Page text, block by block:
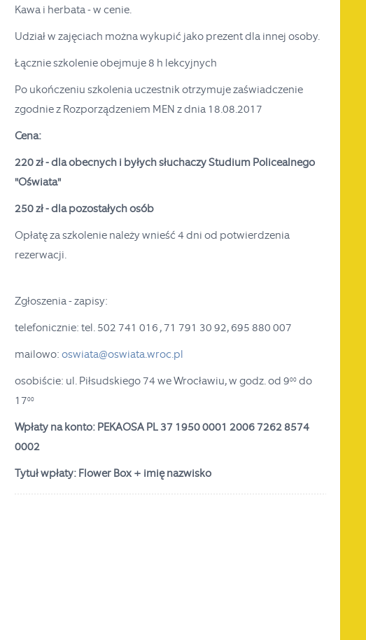
Kawa i herbata - w cenie.
Udział w zajęciach można wykupić jako prezent dla innej osoby.
Łącznie szkolenie obejmuje 8 h lekcyjnych
Po ukończeniu szkolenia uczestnik otrzymuje zaświadczenie
zgodnie z Rozporządzeniem MEN z dnia 18.08.2017
Cena:
220 zł - dla obecnych i byłych słuchaczy Studium Policealnego
"Oświata"
250 zł - dla pozostałych osób
Opłatę za szkolenie należy wnieść 4 dni od potwierdzenia
rezerwacji.
Zgłoszenia - zapisy:
telefonicznie: tel. 502 741 016 , 71 791 30 92, 695 880 007
mailowo: oswiata@oswiata.wroc.pl
osobiście: ul. Piłsudskiego 74 we Wrocławiu,w godz. od 900 do
1700
Wpłaty na konto: PEKAOSA PL 37 1950 0001 2006 7262 8574
0002
Tytuł wpłaty: Flower Box + imię nazwisko